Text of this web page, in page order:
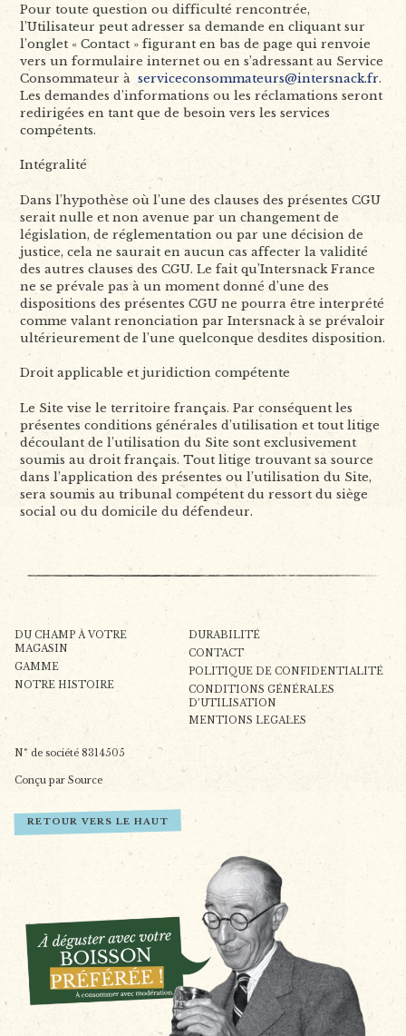
Pour toute question ou difficulté rencontrée,
l’Utilisateur peut adresser sa demande en cliquant sur
l’onglet « Contact » figurant en bas de page qui renvoie
vers un formulaire internet ou en s’adressant au Service
Consommateur àserviceconsommateurs@intersnack.fr.
Les demandes d’informations ou les réclamations seront
redirigées en tant que de besoin vers les services
compétents.
Intégralité
Dans l’hypothèse où l’une des clauses des présentes CGU
serait nulle et non avenue par un changement de
législation, de réglementation ou par une décision de
justice, cela ne saurait en aucun cas affecter la validité
des autres clauses des CGU. Le fait qu’Intersnack France
ne se prévale pas à un moment donné d’une des
dispositions des présentes CGU ne pourra être interprété
comme valant renonciation par Intersnack à se prévaloir
ultérieurement de l’une quelconque desdites disposition.
Droit applicable et juridiction compétente
Le Site vise le territoire français. Par conséquent les
présentes conditions générales d’utilisation et tout litige
découlant de l’utilisation du Site sont exclusivement
soumis au droit français. Tout litige trouvant sa source
dans l’application des présentes ou l’utilisation du Site,
sera soumis au tribunal compétent du ressort du siège
social ou du domicile du défendeur.
DU CHAMP À VOTRE
MAGASIN
GAMME
NOTRE HISTOIRE
DURABILITÉ
CONTACT
POLITIQUE DE CONFIDENTIALITÉ
CONDITIONS GÉNÉRALES
D’UTILISATION
MENTIONS LEGALES
N° de société 8314505
Conçu par Source
RETOUR VERS LE HAUT